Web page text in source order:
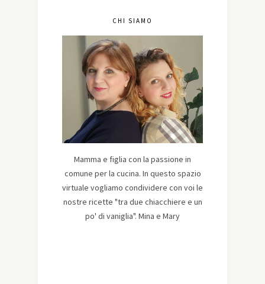
CHI SIAMO
Mamma e figlia con la passione in
comune per la cucina. In questo spazio
virtuale vogliamo condividere con voi le
nostre ricette "tra due chiacchiere e un
po' di vaniglia". Mina e Mary